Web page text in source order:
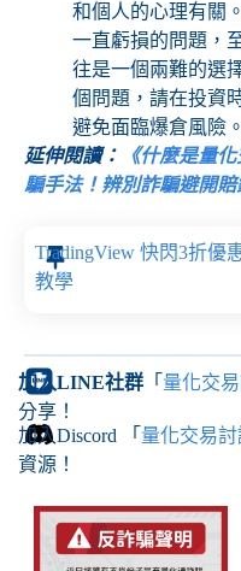
和個人的心理有關
一直虧損的問題，
往是一個兩難的選
個問題，請在投資
避免面臨爆倉風險。
延伸閱讀：
《什麼是量
騙手法！辨別詐騙避開賠
TradingView 快閃3折優
教學
加入LINE社群 「 量化交
分享！
加入Discord 「 量化交易
資源！